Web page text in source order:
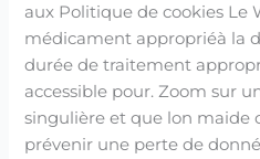
aux Politique de cookies Le
médicament appropriéà la
durée de traitement
accessible pour. Zoom sur
singulière et que lon maide
prévenir une perte de